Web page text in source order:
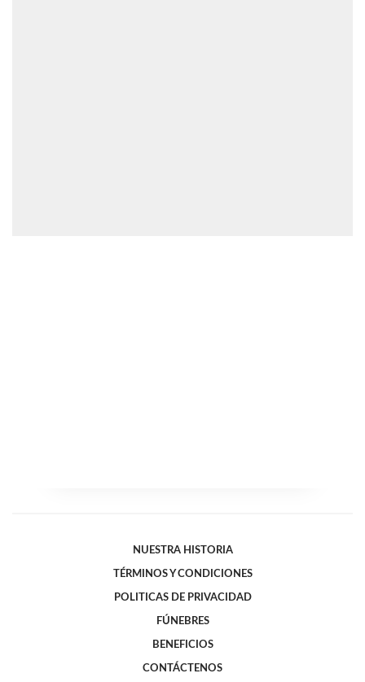
NUESTRA HISTORIA
TÉRMINOS Y CONDICIONES
POLITICAS DE PRIVACIDAD
FÚNEBRES
BENEFICIOS
CONTÁCTENOS